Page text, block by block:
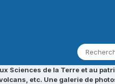
Sciences de la Terre et au
etc. Une galerie de